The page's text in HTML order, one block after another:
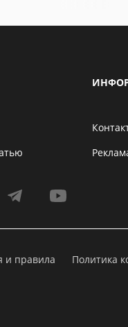
и правила
Политика